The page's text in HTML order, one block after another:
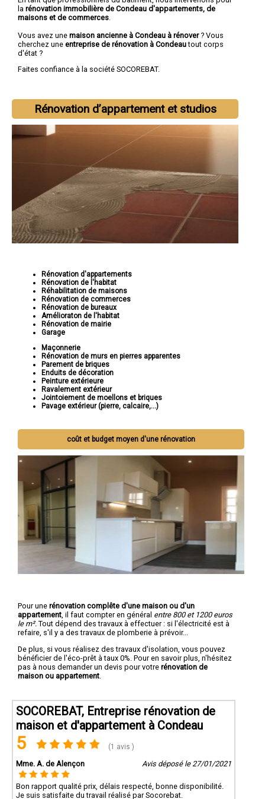
la rénovation immobilière de Condeau d'appartements, de
maisons et de commerces
Vous avez une maison ancienne à Condeau à rénover? Vous
cherchez une entreprise de rénovation à Condeautout corps
d'état ?
Faites confiance à la société SOCOREBAT.
Rénovation d’appartement et studios
Rénovation d'appartements
Rénovation de l'habitat
Réhabilitation de maisons
Rénovation de commerces
Rénovation de bureaux
Amélioraton de l'habitat
Rénovation de mairie
Garage
Maçonnerie
Rénovation de murs en pierres apparentes
Parement de briques
Enduits de décoration
Peinture extérieure
Ravalement extérieur
Jointoiement de moellons et briques
Pavage extérieur (pierre, calcaire,...)
coût et budget moyen d'une rénovation
Pour une rénovation complête d'une maison ou d'un
appartement , il faut compter en général entre 800 et 1200 euros
le m². Tout dépend des travaux à effectuer : si l'électricité est à
refaire, s'il y a des travaux de plomberie à prévoir...
De plus, si vous réalisez des travaux d'isolation, vous pouvez
bénéficier de l'éco-prêt à taux 0%. Pour en savoir plus, n'hésitez
pas à nous demander un devis pour votre rénovation de
maison ou appartement
SOCOREBAT, Entreprise rénovation de
maison et d'appartement à Condeau
5 (1 avis )
Mme. A. de Alençon Avis déposé le 27/01/2021
Bon rapport qualité prix, délais respecté, bonne disponibilité.
Je suis satisfaite du travail réalisé par Socorebat.